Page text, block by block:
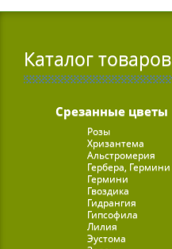
Каталог товаров
Срезанные цветы
Розы
Хризантема
Альстромерия
Гербера, Гермини
Гермини
Гвоздика
Гидрангия
Гипсофила
Лилия
Эустома